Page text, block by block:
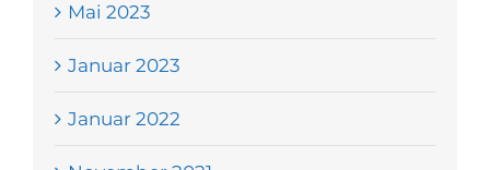
Mai 2023
Januar 2023
Januar 2022